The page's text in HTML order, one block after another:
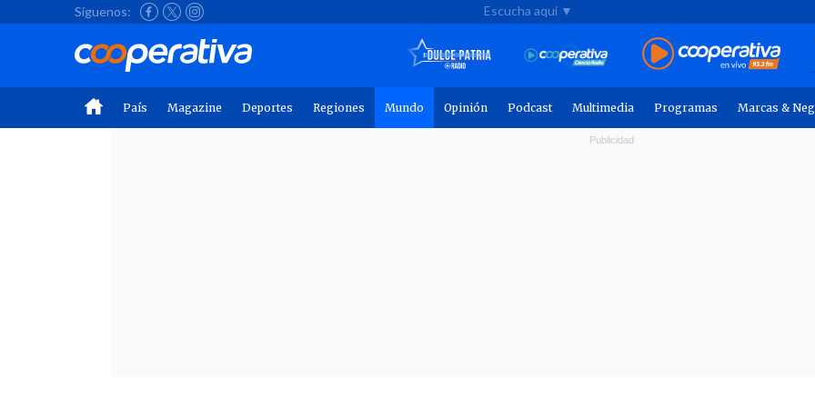
Síguenos: Escucha aquí ▼
País Magazine Deportes Regiones Mundo Opinión Podcast Multimedia Programas Marcas &